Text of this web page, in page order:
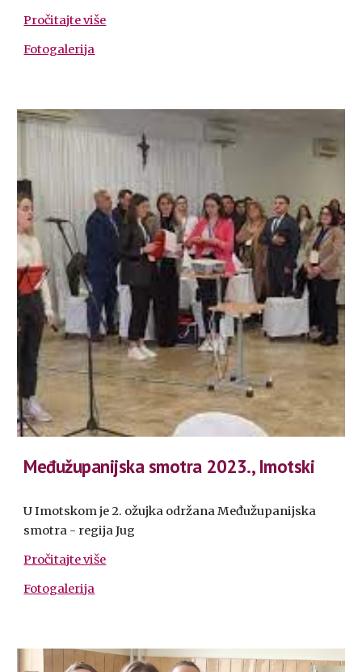
Pročitajte više
Fotogalerija
Međužupanijska smotra 2023., Imotski
U Imotskom je 2. ožujka održana Međužupanijska
smotra - regija Jug
Pročitajte više
Fotogalerija